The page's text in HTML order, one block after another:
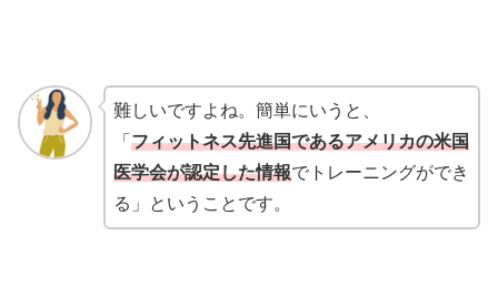
難しいですよね。簡単にいうと、
「 フィットネス先進国であるアメリカの米国
医学会が認定した情報でトレーニングができ
る」ということです。